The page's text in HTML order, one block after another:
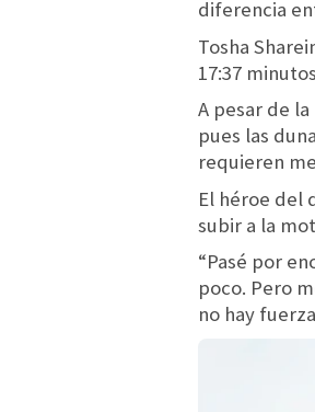
diferencia
Tosha
17:37
A pesar de
pues las
requieren
El héroe del
subir a la
“Pasé por
poco. Pero
no hay